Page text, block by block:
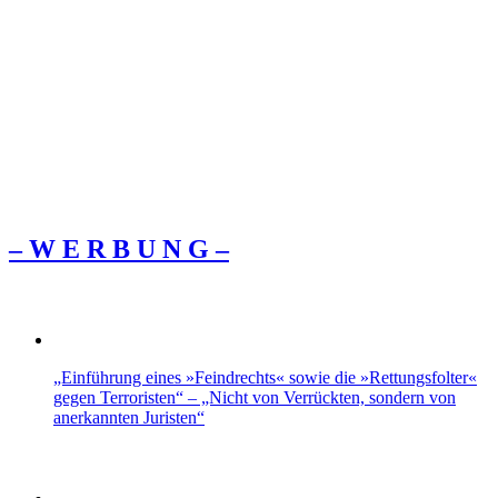
– W Ε R Β U Ν G –
„Einführung eines »Feindrechts« sowie die »Rettungsfolter«
gegen Terroristen“ – „Nicht von Verrückten, sondern von
anerkannten Juristen“